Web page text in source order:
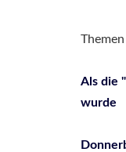
Themen
Als die
wurde